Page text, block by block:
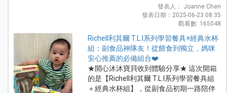
發表人： Joanne Chen
發表日期：2025-06-23 08:35
觀看數: 165048
Richell利其爾 T.L.I系列學習餐具+經典水杯
組：副食品神隊友！從餵食到獨立，媽咪
安心推薦的必備組合❤️
★開心沐沐寶貝收到體驗分享★ 這次開箱
的是【Richell利其爾 T.L.I系列學習餐具組
＋經典水杯組】，從副食品初期一路陪伴